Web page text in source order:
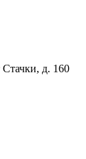
д. 160